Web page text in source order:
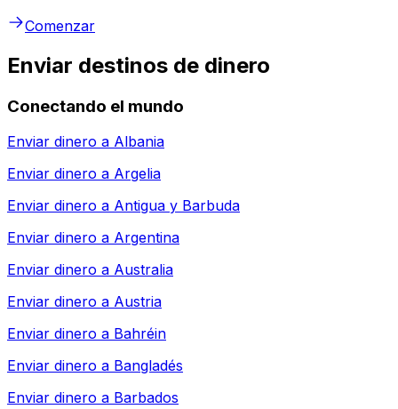
Comenzar
Enviar destinos de dinero
Conectando el mundo
Enviar dinero a Albania
Enviar dinero a Argelia
Enviar dinero a Antigua y Barbuda
Enviar dinero a Argentina
Enviar dinero a Australia
Enviar dinero a Austria
Enviar dinero a Bahréin
Enviar dinero a Bangladés
Enviar dinero a Barbados